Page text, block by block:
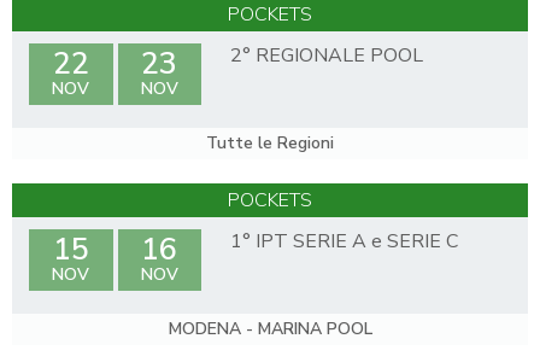
POCKETS
22
NOV
23
NOV
2° REGIONALE POOL
Tutte le Regioni
POCKETS
15
NOV
16
NOV
1° IPT SERIE A e SERIE C
MODENA - MARINA POOL